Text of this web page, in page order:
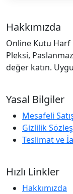
Hakkımızda
Online Kutu Harf
Pleksi,
değer katın.
Yasal Bilgiler
Mesafeli
Gizlilik
Teslimat ve
Hızlı Linkler
Hakkımızda